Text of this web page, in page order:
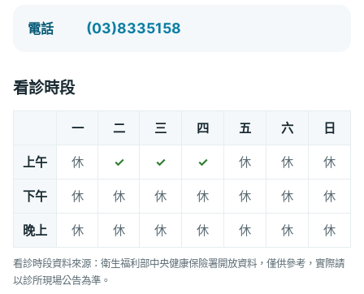
電話 (03)8335158
看診時段
一 二 三 四 五 六 日
上午 休 ✓ ✓ ✓ 休 休 休
下午 休 休 休 休 休 休 休
晚上 休 休 休 休 休 休 休
看診時段資料來源：衛生福利部中央健康保險署開放資料，僅供參考，實際請
以診所現場公告為準。